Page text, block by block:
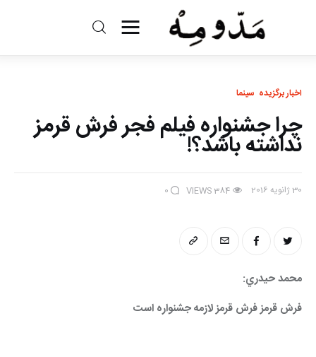
مد و مه
ادبیات
سینما
درباره ما
اخبار برگزیده سینما
چرا جشنواره فیلم فجر فرش قرمز
نداشته باشد؟!
30 ژانویه 2016 384
VIEWS
0
محمد حيدري:
فرش قرمز فرش قرمز لازمه جشنواره است